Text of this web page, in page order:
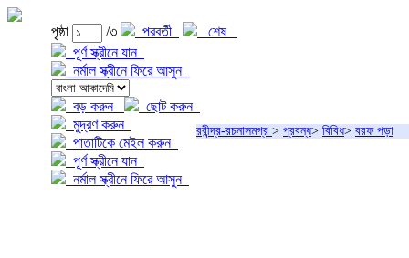
পৃষ্ঠা /৩ পরবর্তী
শেষ
পূর্ণ স্ক্রীনে যান
নর্মাল স্ক্রীনে ফিরে আসুন
বড় করুন
ছোট করুন
মুদ্রণ করুন
পাতাটিকে মেইল করুন
পূর্ণ স্ক্রীনে যান
নর্মাল স্ক্রীনে ফিরে আসুন
রবীন্দ্র-রচনাসমগ্র > প্রবন্ধ> বিবিধ> বরফ পড়া